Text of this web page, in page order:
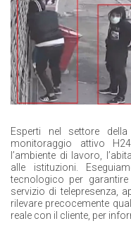
Esperti nel settore
monitoraggio attivo
l’ambiente di lavoro,
alle istituzioni.
tecnologico per
servizio di telepresenza,
rilevare precocemente
reale con il cliente, per